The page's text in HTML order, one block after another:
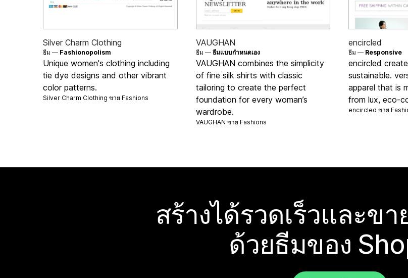
Silver Charm Clothing
ธีม — Fashionopolism
Unique women's clothing including
tie dye designs and other vibrant
color patterns.
Silver Charm Clothing ขาย Fashions
VAUGHAN
ธีม — ธีมแบบกำหนดเอง
VAUGHAN combines the simplicity
of fine silk shirts with classic
tailoring to create the perfect
foundation for every woman’s
wardrobe.
VAUGHAN ขาย Fashions
encircled
ธีม — Responsive
encircled
sustainable.
apparel that is
from lux, eco-
encircled ขาย
สร้างได้รวดเร็วและข
ด้วยธีมของ